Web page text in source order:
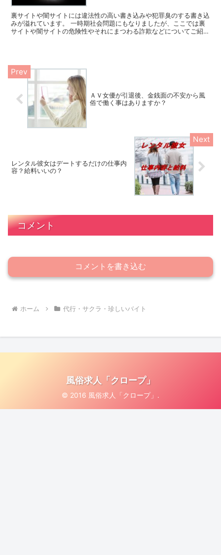
裏サイトや闇サイトには違法性の高い書き込みや犯罪臭のする書き込
みが溢れています。 一時期社会問題にもなりましたが、ここでは裏
サイトや闇サイトの危険性やそれにまつわる詐欺などについてご紹介
ＡＶ女優が引退後、金銭面の不安から風
俗で働く事はありますか？
レンタル彼女はデートするだけの仕事内
容？給料いいの？
コメント
コメントを書き込む
ホーム 代行・サクラ・珍しいバイト
風俗求人「クロープ」
© 2016 風俗求人「クロープ」.